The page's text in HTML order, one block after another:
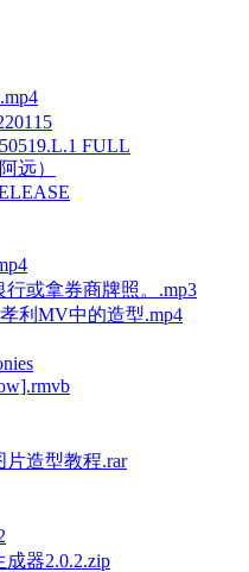
FULL
远）
或拿券商牌照。.mp3
利MV中的造型.mp4
片造型教程.rar
器2.0.2.zip